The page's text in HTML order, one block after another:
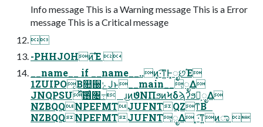
Info message This is a Warning message This is a Error
message This is a Critical message

-PHHJOHͷ͘͠Έ 
__name__ if __name__..ͷ͓·͡ͳ͍Ͱ͓ೃછΈ
1ZUIPO͔Β௚઀ݺͿͱ__main__͕ೖΔ
JNQPSUͯ͠࢖ͬͨ৔߹ ɹ͜ͷϑΝΠϧͷϞδϡʔϧ໊͕ೖΔ
NZBQQNPEFMTJUFNTQZͳΒ
NZBQQNPEFMTJUFNT͕ೖΔ ͓·͡ͳ͍ͷಾ 